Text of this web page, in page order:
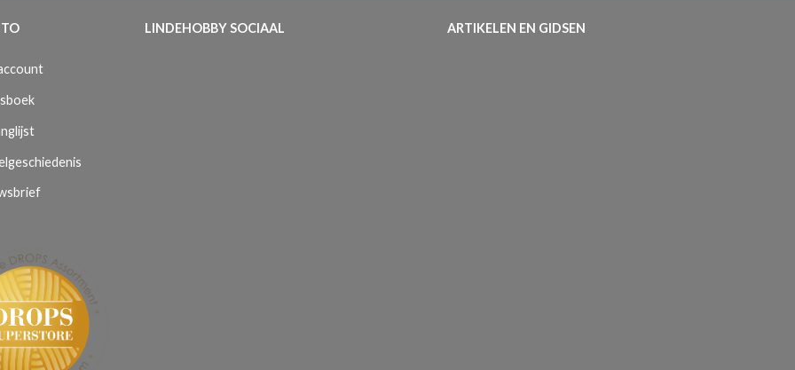
LINDEHOBBY SOCIAAL ARTIKELEN EN GIDSEN